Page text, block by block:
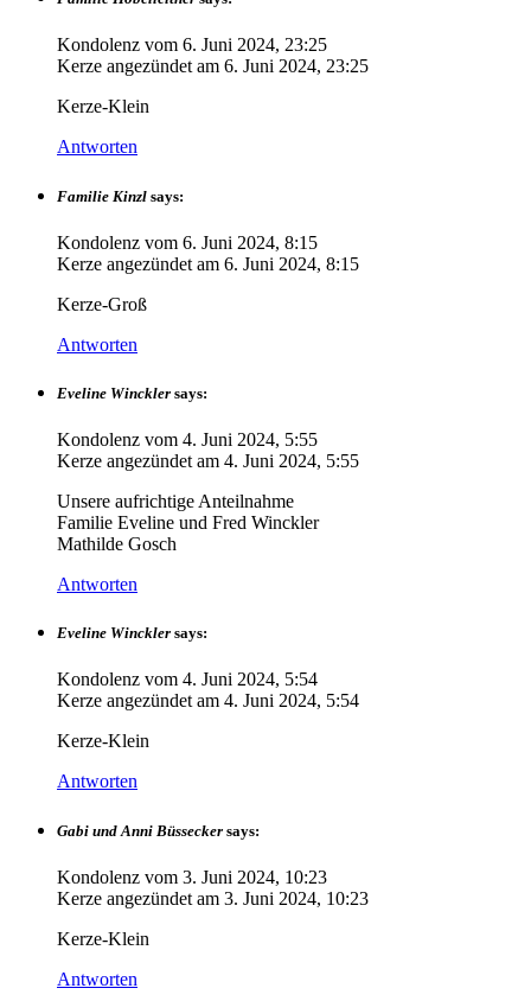
Kondolenz vom 6. Juni 2024, 23:25
Kerze angezündet am 6. Juni 2024, 23:25
Kerze-Klein
Antworten
Familie Kinzl says:
Kondolenz vom 6. Juni 2024, 8:15
Kerze angezündet am 6. Juni 2024, 8:15
Kerze-Groß
Antworten
Eveline Winckler says:
Kondolenz vom 4. Juni 2024, 5:55
Kerze angezündet am 4. Juni 2024, 5:55
Unsere aufrichtige Anteilnahme
Familie Eveline und Fred Winckler
Mathilde Gosch
Antworten
Eveline Winckler says:
Kondolenz vom 4. Juni 2024, 5:54
Kerze angezündet am 4. Juni 2024, 5:54
Kerze-Klein
Antworten
Gabi und Anni Büssecker says:
Kondolenz vom 3. Juni 2024, 10:23
Kerze angezündet am 3. Juni 2024, 10:23
Kerze-Klein
Antworten